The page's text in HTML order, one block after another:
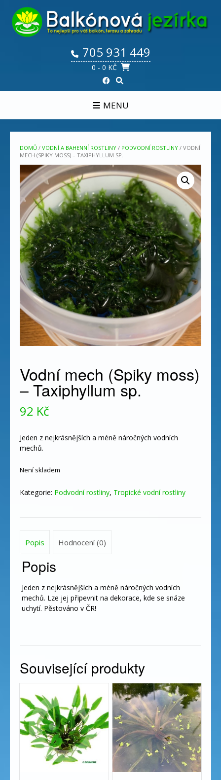
content
705 931 449
0 - 0 KČ
MENU
DOMŮ / VODNÍ A BAHENNÍ ROSTLINY / PODVODNÍ ROSTLINY / VODNÍ
MECH (SPIKY MOSS) – TAXIPHYLLUM SP.
Vodní mech (Spiky moss)
– Taxiphyllum sp.
92 Kč
Jeden z nejkrásnějších a méně náročných vodních
mechů.
Není skladem
Kategorie: Podvodní rostliny, Tropické vodní rostliny
Popis Hodnocení (0)
Popis
Jeden z nejkrásnějších a méně náročných vodních
mechů. Lze jej připevnit na dekorace, kde se snáze
uchytí. Pěstováno v ČR!
Související produkty